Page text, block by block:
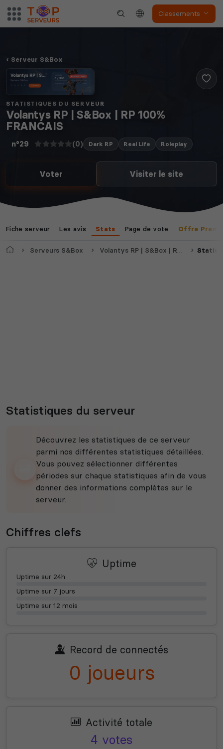
Classements
Serveur S&Box
STATISTIQUES DU SERVEUR
Volantys RP | S&Box | RP 100%
FRANCAIS
n°29 (0) Dark RP Real Life Roleplay
Voter Visiter le site
Fiche serveur Les avis Stats Page de vote Offre
AccueilServeurs S&Box Volantys RP | S&Box | RP 100% FRANCAIS
Statistiques du serveur
Découvrez les statistiques de ce serveur
parmi nos différentes statistiques détaillées.
Vous pouvez sélectionner différentes
périodes sur chaque statistiques afin de vous
donner des informations complètes sur le
serveur.
Chiffres clefs
Uptime
Uptime sur 24h
Uptime sur 7 jours
Uptime sur 12 mois
Record de connectés
0 joueurs
Activité totale
4 votes